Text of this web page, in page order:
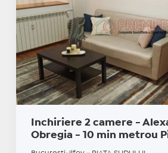
Inchiriere 2 camere -
Obregia - 10 min metrou